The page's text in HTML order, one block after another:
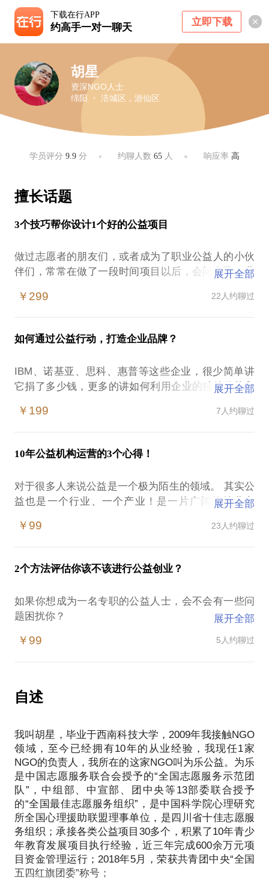
下载在行APP
约高手一对一聊天 立即下载
胡星
资深NGO人士
绵阳 ・ 涪城区，游仙区
学员评分9.9 分 约聊人数 65人 响应率 高
擅长话题
3个技巧帮你设计1个好的公益项目
做过志愿者的朋友们，或者成为了职业公益人的小伙
伴们，常常在做了一段时间项目以后，会问自己，我
的确，大多数我们做公益项目，是在一时冲动下的结
事情，最终你发现服务对象毫无改变，沮丧和气馁将
会充满你的内心。
在进行项目设计与管理的过程中，基金会、企业CSR
及NGO从业者们，或许会为这些问题感到困扰：
如何才能识别，并根据真实的社会需求/问题来设计好
影响力呢？
益相关方周旋来共同解决问题呢？
评价一个公益项目的好坏，要从定位、效果、效率、
可持续性、创新性、参与性、社会评价等多个角度出
我拥有10年公益从业经验，熟知社会议题及发展趋
在这里，我愿意与你分享我对公益的理解，通过探讨
项目设计与管理的以下经验与实践，提升公益有效
展开全部
￥299 22人约聊过
如何通过公益行动，打造企业品牌？
IBM、诺基亚、思科、惠普等这些企业，很少简单讲
它捐了多少钱，更多的讲如何利用企业的独特优势和
产品、服务以及员工和合作伙伴便于参与的领域，以
你可能面对着这样的问题：
强 品牌竞争力下降，计划通过公益重获公众认同，想
实实在在做公益，但时间、人力成本难以负荷，找不
到合适的公益机构，承接项目或达不到预期效果。
理创新和政策改进。为企业、基金会提供公益性品牌
同时，实实在在的做公益。
第一，企业践行社会责任感
我会根据贵企业的特点和需求，来进行专业化的设
展开全部
￥199 7人约聊过
10年公益机构运营的3个心得！
对于很多人来说公益是一个极为陌生的领域。 其实公
益也是一个行业、一个产业！是一片广阔的就业市
经一样，面临这些问题：
找不到合适的社会公益服务对象、不知道信息来源；
公益机构刚创办时有很多人包围，甚至志愿者过剩，
逐渐都放弃了，很孤独，不知道怎么坚持下去；
活动中并且有所收获；
会组织的之间的关系梳理；
公益就业需要什么样的能力； 在国际组织、民间组织
以及基金会等社会组织从业的差异；
如何在公益领域就业，甚至进行社会创业； 如何让公
益与商业有效结合并产生影响！
展开全部
￥99 23人约聊过
2个方法评估你该不该进行公益创业？
如果你想成为一名专职的公益人士，会不会有一些问
题困扰你？
2.公益能养家糊口么？
5.进入公益机构/组织工作前，要做哪些准备？
6.什么样的人才是公益机构最想要的？
8.喜欢公益和真正投身公益领域，有多大的差别？
9.全职做公益，真的薪水很低吗？
10.公益领域的工作每天都被感动包围吗？
11.公益人如何为自己考虑，未来的发展空间如何？
我愿意与你分享的内容包括： 如何结合内心的渴望和
现实，作出最利于自己的决定？
全职投身公益事业，要做什么准备，取得更好的发
展？ 投身公益，都有哪些坑是需要提前知道的？
展开全部
￥99 5人约聊过
自述
我叫胡星，毕业于西南科技大学，2009年我接触NGO
领域，至今已经拥有10年的从业经验，我现任1家
NGO的负责人，我所在的这家NGO叫为乐公益。为乐
是中国志愿服务联合会授予的“全国志愿服务示范团
队”，中组部、中宣部、团中央等13部委联合授予
的“全国最佳志愿服务组织”，是中国科学院心理研究
所全国心理援助联盟理事单位，是四川省十佳志愿服
务组织；承接各类公益项目30多个，积累了10年青少
年教育发展项目执行经验，近三年完成600余万元项
目资金管理运行；2018年5月，荣获共青团中央“全国
五四红旗团委”称号；